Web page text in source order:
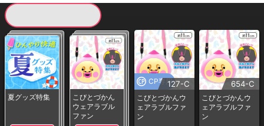
夏グッズ特集
こびとづかん
ウェアラブル
ファン
CP専用127-C
こびとづかんウ
ェアラブルファ
ン
654-C
こびとづかんウ
ェアラブルファ
ン